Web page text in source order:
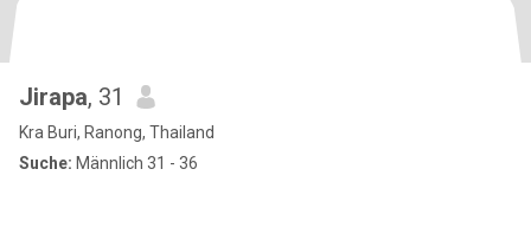
Jirapa, 31
Kra Buri, Ranong, Thailand
Suche: Männlich 31 - 36